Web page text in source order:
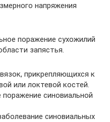
напряжения
поражение сухожилий
запястья.
прикрепляющихся к
или локтевой костей.
синовиальной
синовиальных